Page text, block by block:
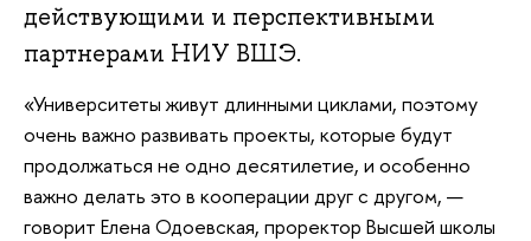
действующими и перспективными
партнерами НИУ ВШЭ.
«Университеты живут длинными циклами, поэтому
очень важно развивать проекты, которые будут
продолжаться не одно десятилетие, и особенно
важно делать это в кооперации друг с другом, —
говорит Елена Одоевская, проректор Высшей школы